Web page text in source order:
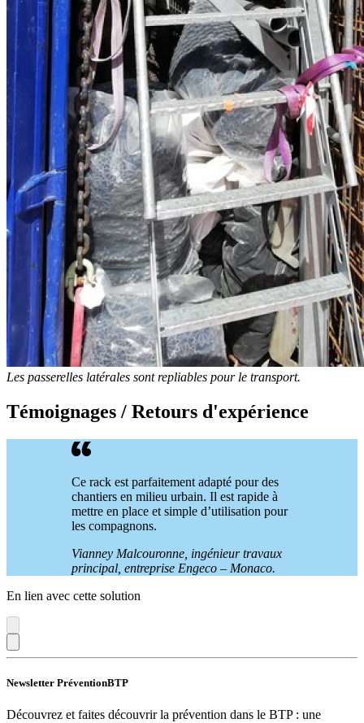
Les passerelles latérales sont repliables pour le transport.
Témoignages / Retours d'expérience
Ce rack est parfaitement adapté pour des
chantiers en milieu urbain. Il est rapide à
mettre en place et simple d’utilisation pour
les compagnons.
Vianney Malcouronne, ingénieur travaux
principal, entreprise Engeco – Monaco.
En lien avec cette solution
Newsletter PréventionBTP
Découvrez et faites découvrir la prévention dans le BTP : une